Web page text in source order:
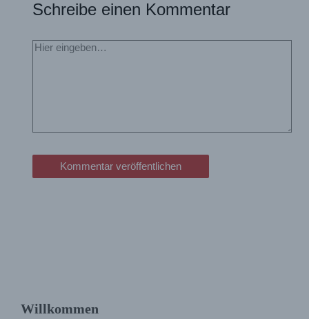
Willkommen
Schreibe einen Kommentar
Hier
eingeben…